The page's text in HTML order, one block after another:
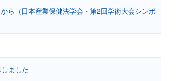
ら（日本産業保健法学会・第2回学術大会シンポ
ました